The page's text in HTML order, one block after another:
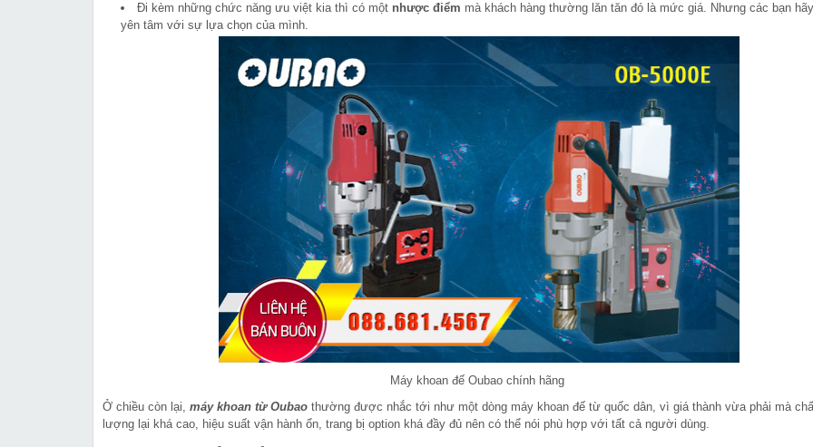
Đi kèm những chức năng ưu việt kia thì có một nhược điểm mà khách hàng thường lăn tăn đó là mức giá. Nhưng các bạn
yên tâm với sự lựa chọn của mình.
Máy khoan đế Oubao chính hãng
Ở chiều còn lại, máy khoan từ Oubao thường được nhắc tới như một dòng máy khoan đế từ quốc dân, vì giá thành vừa phải mà
lượng lại khá cao, hiệu suất vận hành ổn, trang bị option khá đầy đủ nên có thể nói phù hợp với tất cả người dùng.